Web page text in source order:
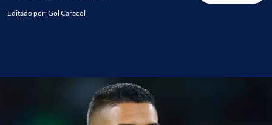
Editado por:Gol Caracol